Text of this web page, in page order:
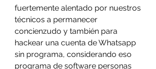
fuertemente alentado por nuestros
técnicos a permanecer
concienzudo y también para
hackear una cuenta de Whatsapp
sin programa, considerando eso
programa de software personas